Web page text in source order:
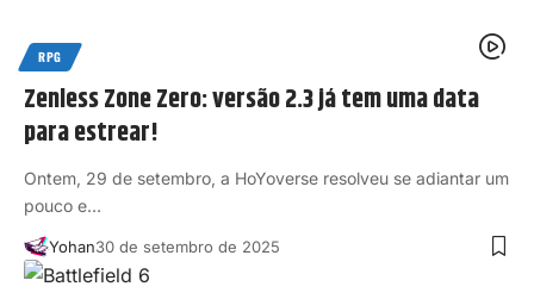
RPG
Zenless Zone Zero: versão 2.3 já tem uma data
para estrear!
Ontem, 29 de setembro, a HoYoverse resolveu se adiantar um
pouco e…
Yohan30 de setembro de 2025